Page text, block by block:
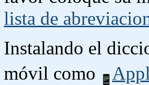
lista de
Instalando el
móvil como